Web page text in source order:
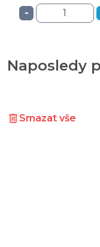
-
Naposledy
Smazat vše